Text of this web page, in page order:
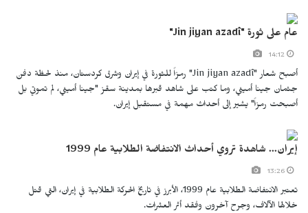
عام على ثورة "Jin jiyan azadî"
أصبح شعار "Jin jiyan azadî" رمزاً للثورة في إيران وشرق كردستان، منذ لحظة دفن
جثمان جينا أميني، وما كتب على شاهد قبرها بمدينة سقز "جينا أميني، لم تموتي بل
أصبحت رمزاً" يشير إلى أحداث مهمة في مستقبل إيران.
إيران... شاهدة تروي أحداث الانتفاضة الطلابية عام 1999
تعتبر الانتفاضة الطلابية عام 1999، الأبرز في تاريخ الحركة الطلابية في إيران، التي قتل
خلالها الآلاف، وجرح آخرون وفقد أثر العشرات.